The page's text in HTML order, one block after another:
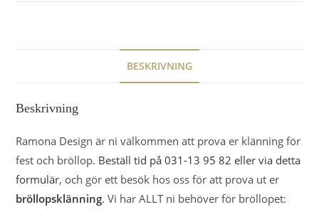
BESKRIVNING
Beskrivning
Ramona Design är ni välkommen att prova er klänning för
fest och bröllop. Beställ tid på 031-13 95 82 eller via detta
formulär, och gör ett besök hos oss för att prova ut er
bröllopsklänning. Vi har ALLT ni behöver för bröllopet: